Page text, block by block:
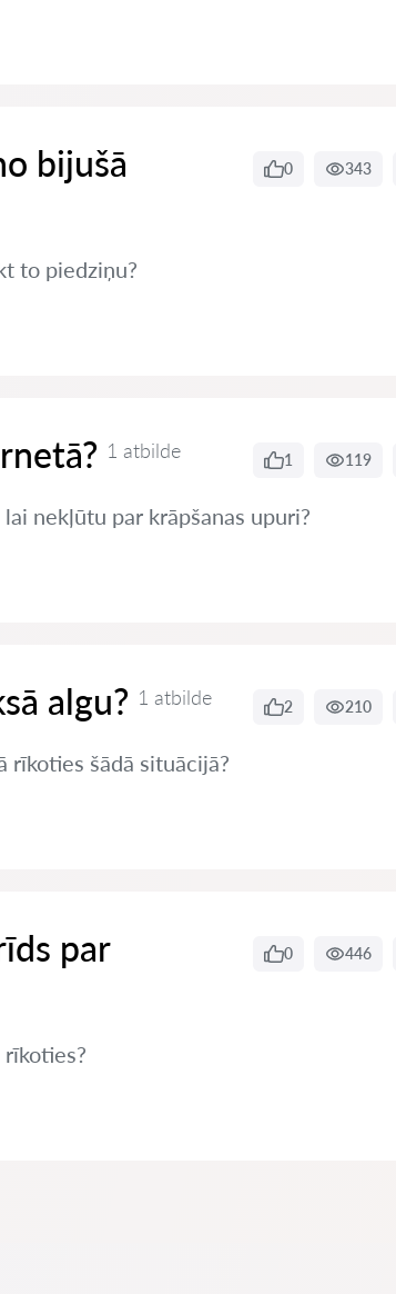
bijušā
0 343
to piedziņu?
1 atbilde 1 119
nekļūtu par krāpšanas upuri?
algu? 1 atbilde 2 210
rīkoties šādā situācijā?
par
0 446
rīkoties?